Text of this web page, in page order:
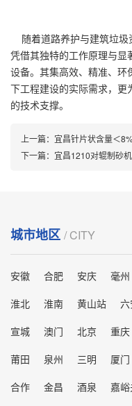
随着道路养护与建筑垃圾
凭借其独特的工作原理与
设备。其集高效、精准、环
下工程建设的实际需求，更
的技术支撑。
上一篇： 宜昌针片状含量＜8%！
下一篇： 宜昌1210对辊制砂
城市地区 / CITY
安徽 合肥 安庆 毫州
淮北
淮南 黄山站 六
宣城
澳门 北京 重庆
莆田
泉州 三明 厦门
合作
金昌 酒泉 嘉峪